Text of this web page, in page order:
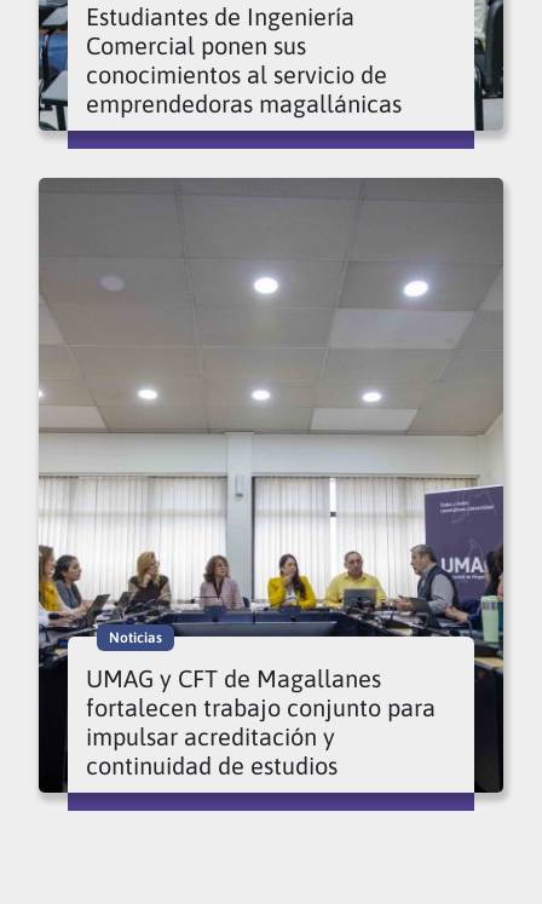
Estudiantes de Ingeniería
Comercial ponen sus
conocimientos al servicio de
emprendedoras magallánicas
Noticias
UMAG y CFT de Magallanes
fortalecen trabajo conjunto para
impulsar acreditación y
continuidad de estudios